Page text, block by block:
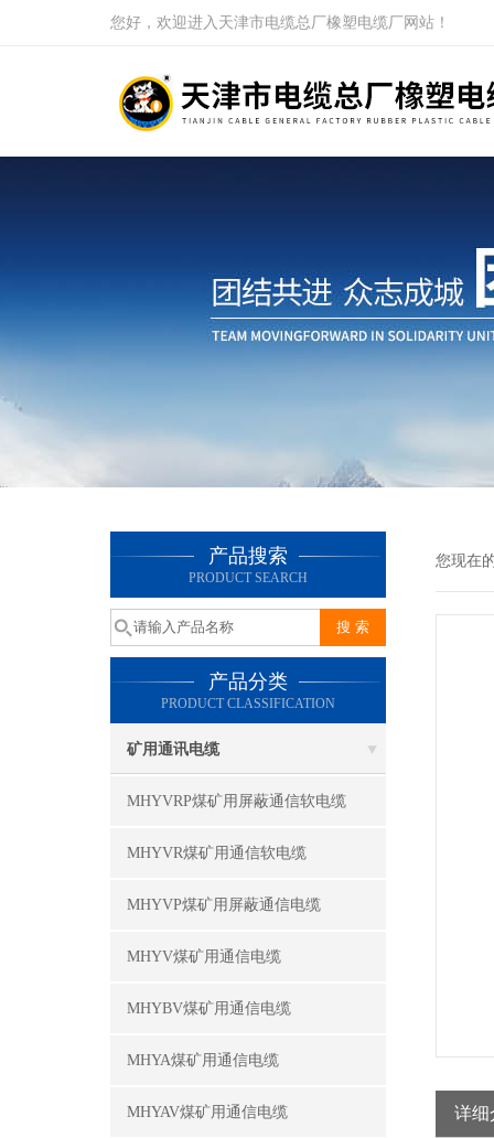
您好，欢迎进入天津市电缆总厂橡塑电缆厂网站！
产品搜索
PRODUCT SEARCH
产品分类
PRODUCT CLASSIFICATION
矿用通讯电缆
MHYVRP煤矿用屏蔽通信软电缆
MHYVR煤矿用通信软电缆
MHYVP煤矿用屏蔽通信电缆
MHYV煤矿用通信电缆
MHYBV煤矿用通信电缆
MHYA煤矿用通信电缆
MHYAV煤矿用通信电缆
您现在
详细